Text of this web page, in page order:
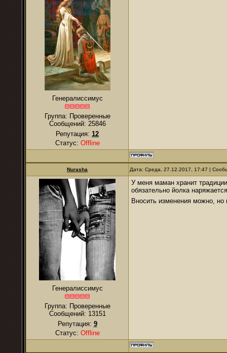
Генералиссимус
Группа: Проверенные
Сообщений: 25846
Репутация: 12
Статус: Offline
Nurаsha Дата: Среда, 27.12.2017, 17:47 |
Генералиссимус
Группа: Проверенные
Сообщений: 13151
Репутация: 9
Статус: Offline
У меня маман хранит
обязательно йолка
Вносить изменения можно,